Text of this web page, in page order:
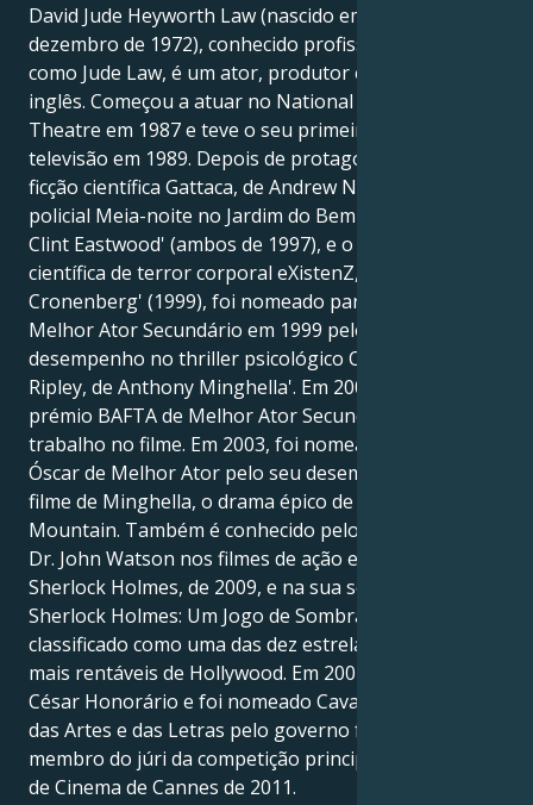
David Jude Heyworth Law (nascido em 29 de
dezembro de 1972), conhecido profissionalmente
como Jude Law, é um ator, produtor e realizador
inglês. Começou a atuar no National Youth Music
Theatre em 1987 e teve o seu primeiro papel na
televisão em 1989. Depois de protagonizar o filme de
ficção científica Gattaca, de Andrew Niccol', e o drama
policial Meia-noite no Jardim do Bem e do Mal, de
Clint Eastwood' (ambos de 1997), e o filme de ficção
científica de terror corporal eXistenZ, de David
Cronenberg' (1999), foi nomeado para o Óscar de
Melhor Ator Secundário em 1999 pelo seu
desempenho no thriller psicológico O Talentoso Sr.
Ripley, de Anthony Minghella'. Em 2000, ganhou o
prémio BAFTA de Melhor Ator Secundário pelo seu
trabalho no filme. Em 2003, foi nomeado para o
Óscar de Melhor Ator pelo seu desempenho noutro
filme de Minghella, o drama épico de guerra Cold
Mountain. Também é conhecido pelo seu papel de
Dr. John Watson nos filmes de ação e mistério
Sherlock Holmes, de 2009, e na sua sequela de 2011,
Sherlock Holmes: Um Jogo de Sombras. Em 2006, foi
classificado como uma das dez estrelas de cinema
mais rentáveis de Hollywood. Em 2007, recebeu um
César Honorário e foi nomeado Cavaleiro da Ordem
das Artes e das Letras pelo governo francês. Foi
membro do júri da competição principal do Festival
de Cinema de Cannes de 2011.